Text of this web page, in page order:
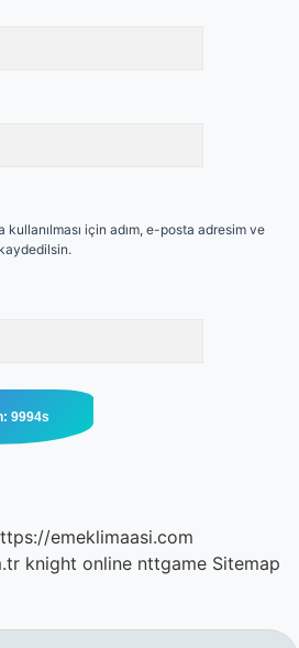
kullanılması için adım, e-posta adresim ve
emeklimaasi.com
knight online nttgame Sitemap